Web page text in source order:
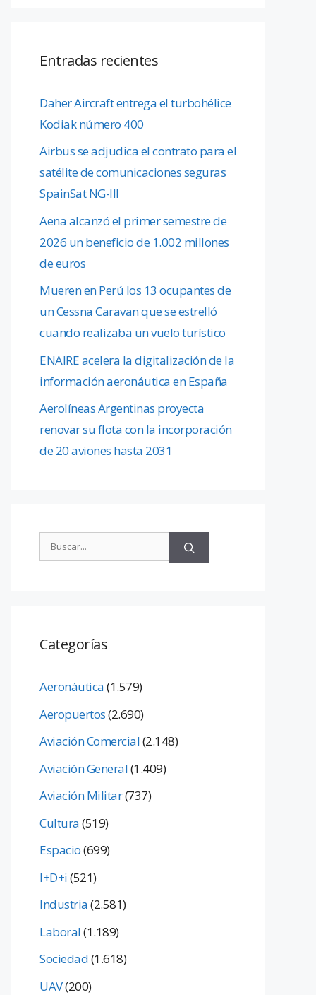
Entradas recientes
Daher Aircraft entrega el turbohélice
Kodiak número 400
Airbus se adjudica el contrato para el
satélite de comunicaciones seguras
SpainSat NG-III
Aena alcanzó el primer semestre de
2026 un beneficio de 1.002 millones
de euros
Mueren en Perú los 13 ocupantes de
un Cessna Caravan que se estrelló
cuando realizaba un vuelo turístico
ENAIRE acelera la digitalización de la
información aeronáutica en España
Aerolíneas Argentinas proyecta
renovar su flota con la incorporación
de 20 aviones hasta 2031
Categorías
Aeronáutica(1.579)
Aeropuertos(2.690)
Aviación Comercial(2.148)
Aviación General(1.409)
Aviación Militar(737)
Cultura(519)
Espacio(699)
I+D+i(521)
Industria(2.581)
Laboral(1.189)
Sociedad(1.618)
UAV(200)